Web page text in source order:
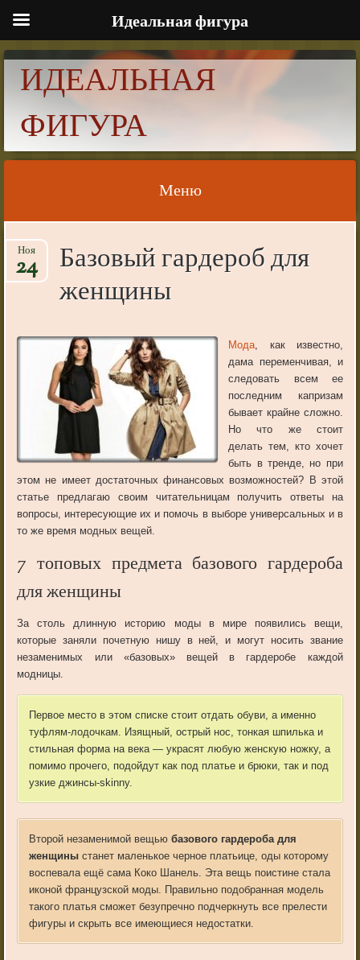
ИДЕАЛЬНАЯ
ФИГУРА
Меню
Skip to content
Базовый гардероб для
женщины
Ноя
24
Мода, как известно,
дама переменчивая, и
следовать всем ее
последним капризам
бывает крайне сложно.
Но что же стоит
делать тем, кто хочет
быть в тренде, но при
этом не имеет достаточных финансовых возможностей? В этой
статье предлагаю своим читательницам получить ответы на
вопросы, интересующие их и помочь в выборе универсальных и в
то же время модных вещей.
7 топовых предмета базового гардероба
для женщины
За столь длинную историю моды в мире появились вещи,
которые заняли почетную нишу в ней, и могут носить звание
незаменимых или «базовых» вещей в гардеробе каждой
модницы.
Первое место в этом списке стоит отдать обуви, а именно
туфлям-лодочкам. Изящный, острый нос, тонкая шпилька и
стильная форма на века — украсят любую женскую ножку, а
помимо прочего, подойдут как под платье и брюки, так и под
узкие джинсы-skinny.
Второй незаменимой вещьюбазового гардероба для
женщины станет маленькое черное платьице, оды которому
воспевала ещё сама Коко Шанель. Эта вещь поистине стала
иконой французской моды. Правильно подобранная модель
такого платья сможет безупречно подчеркнуть все прелести
фигуры и скрыть все имеющиеся недостатки.
Идеальная фигура